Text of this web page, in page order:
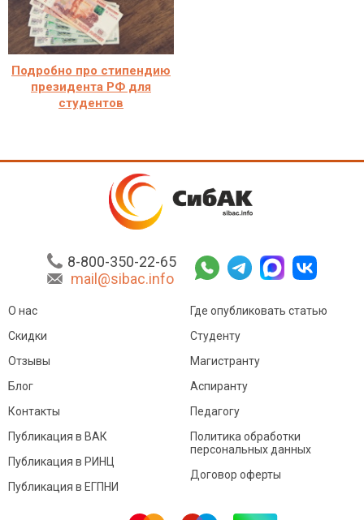
Подробно про стипендию
президента РФ для
студентов
8-800-350-22-65
mail@sibac.info
О нас
Скидки
Отзывы
Блог
Контакты
Где опубликовать статью
Студенту
Магистранту
Аспиранту
Педагогу
Публикация в ВАК
Публикация в РИНЦ
Публикация в ЕГПНИ
Политика обработки
персональных данных
Договор оферты